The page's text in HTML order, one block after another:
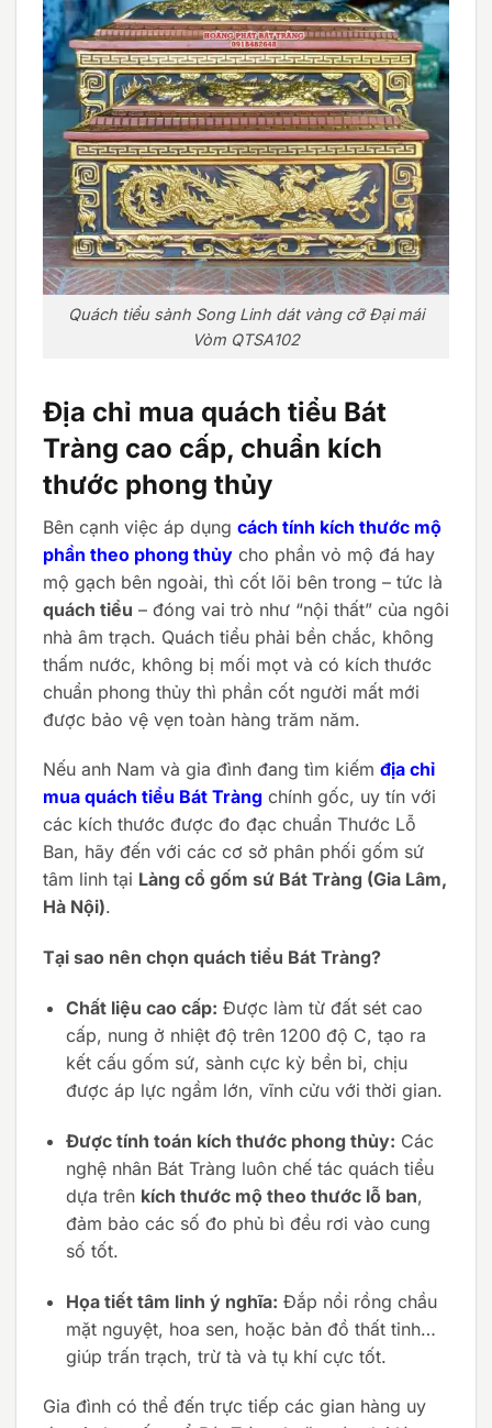
Quách tiểu sành Song Linh dát vàng cỡ Đại mái
Vòm QTSA102
Địa chỉ mua quách tiểu Bát
Tràng cao cấp, chuẩn kích
thước phong thủy
Bên cạnh việc áp dụng cách tính kích thước mộ
phần theo phong thủy cho phần vỏ mộ đá hay
mộ gạch bên ngoài, thì cốt lõi bên trong – tức là
quách tiểu – đóng vai trò như “nội thất” của ngôi
nhà âm trạch. Quách tiểu phải bền chắc, không
thấm nước, không bị mối mọt và có kích thước
chuẩn phong thủy thì phần cốt người mất mới
được bảo vệ vẹn toàn hàng trăm năm.
Nếu anh Nam và gia đình đang tìm kiếm địa chỉ
mua quách tiểu Bát Tràng chính gốc, uy tín với
các kích thước được đo đạc chuẩn Thước Lỗ
Ban, hãy đến với các cơ sở phân phối gốm sứ
tâm linh tại Làng cổ gốm sứ Bát Tràng (Gia Lâm,
Hà Nội).
Tại sao nên chọn quách tiểu Bát Tràng?
Chất liệu cao cấp: Được làm từ đất sét cao
cấp, nung ở nhiệt độ trên 1200 độ C, tạo ra
kết cấu gốm sứ, sành cực kỳ bền bỉ, chịu
được áp lực ngầm lớn, vĩnh cửu với thời gian.
Được tính toán kích thước phong thủy: Các
nghệ nhân Bát Tràng luôn chế tác quách tiểu
dựa trên kích thước mộ theo thước lỗ ban,
đảm bảo các số đo phủ bì đều rơi vào cung
số tốt.
Họa tiết tâm linh ý nghĩa: Đắp nổi rồng chầu
mặt nguyệt, hoa sen, hoặc bản đồ thất tinh…
giúp trấn trạch, trừ tà và tụ khí cực tốt.
Gia đình có thể đến trực tiếp các gian hàng uy